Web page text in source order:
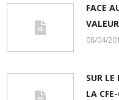
FACE
08/04/
SUR LE
LA CFE-